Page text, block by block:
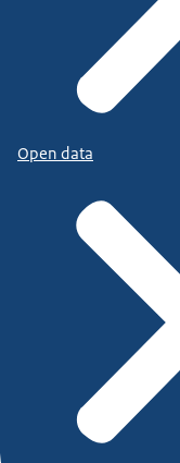
Open data